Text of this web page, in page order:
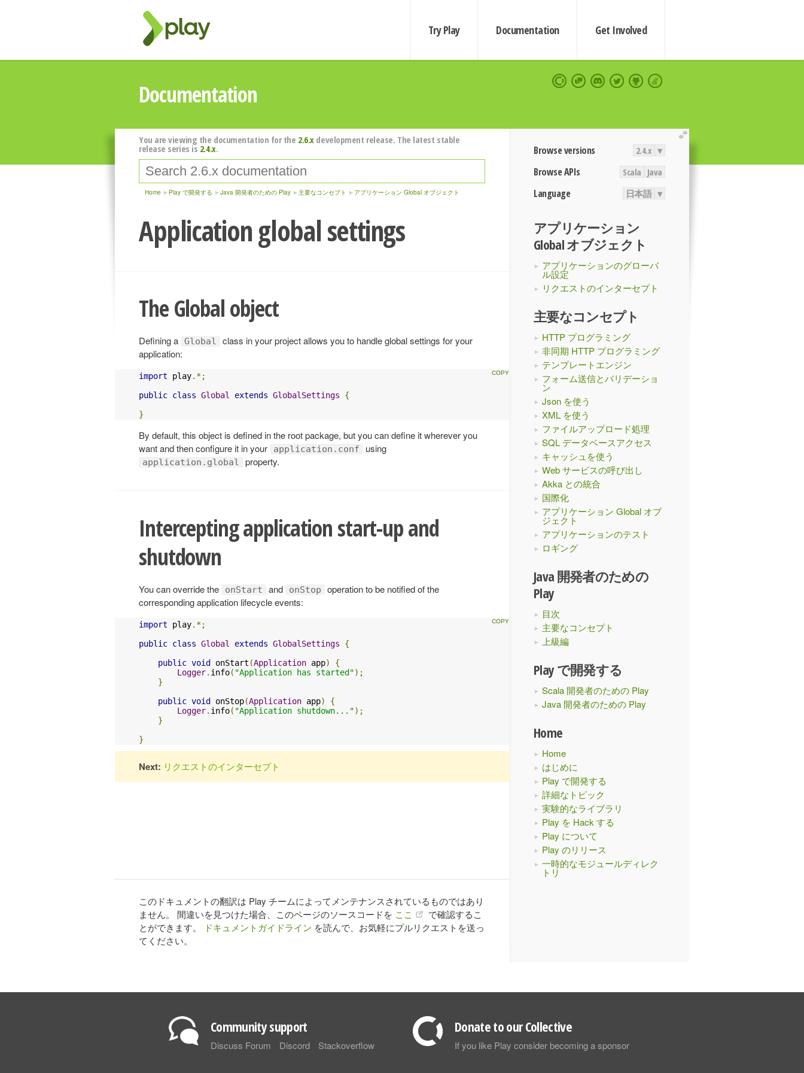
Try Play Documentation Get Involved
Documentation
extend
Browse versions 2.4.x ▾
Browse APIs Scala Java
Language 日本語 ▾
アプリケーション
Global オブジェクト
アプリケーションのグローバ
ル設定
リクエストのインターセプト
主要なコンセプト
HTTP プログラミング
非同期 HTTP プログラミング
テンプレートエンジン
フォーム送信とバリデーショ
ン
Json を使う
XML を使う
ファイルアップロード処理
SQL データベースアクセス
キャッシュを使う
Web サービスの呼び出し
Akka との統合
国際化
アプリケーション Global オブ
ジェクト
アプリケーションのテスト
ロギング
Java 開発者のための
Play
目次
主要なコンセプト
上級編
Play で開発する
Scala 開発者のための Play
Java 開発者のための Play
Home
Home
はじめに
Play で開発する
詳細なトピック
実験的なライブラリ
Play を Hack する
Play について
Play のリリース
一時的なモジュールディレク
トリ
You are viewing the documentation for the 2.6.xdevelopment release. The latest stable
release series is 2.4.x.
Home Play で開発する Java 開発者のための Play 主要なコンセプト アプリケーション Global オブジェクト
Application global settings
The Global object
Defining a Global
class in your project allows you to handle global settings for your
application:
import play.*;
public class Global extends GlobalSettings
{
}
By default, this object is defined in the root package, but you can define it wherever you
want and then configure it in your
application.conf using
application.global property.
Intercepting application start-up and
shutdown
You can override the onStart and onStop
operation to be notified of the
corresponding application lifecycle events:
import play.*;
public class Global extends GlobalSettings
{
public void onStart (Application app)
{
Logger. info( "Application has started");
}
public void onStop(Application app)
{
Logger. info( "Application shutdown...");
}
}
Next: リクエストのインターセプト
このドキュメントの翻訳は Play チームによってメンテナンスされているものではあり
ません。 間違いを見つけた場合、このページのソースコードを ここ
で確認するこ
とができます。
ドキュメントガイドライン を読んで、お気軽にプルリクエストを送っ
てください。
Community support
Discuss Forum Discord Stackoverflow
Donate to our Collective
If you like Play consider becoming a sponsor